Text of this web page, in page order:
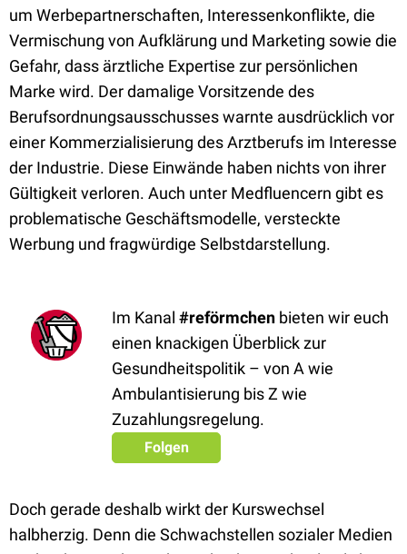
um Werbepartnerschaften, Interessenkonflikte, die
Vermischung von Aufklärung und Marketing sowie die
Gefahr, dass ärztliche Expertise zur persönlichen
Marke wird. Der damalige Vorsitzende des
Berufsordnungsausschusses warnte ausdrücklich vor
einer Kommerzialisierung des Arztberufs im Interesse
der Industrie. Diese Einwände haben nichts von ihrer
Gültigkeit verloren. Auch unter Medfluencern gibt es
problematische Geschäftsmodelle, versteckte
Werbung und fragwürdige Selbstdarstellung.
Im Kanal #reförmchen bieten wir euch
einen knackigen Überblick zur
Gesundheitspolitik – von A wie
Ambulantisierung bis Z wie
Zuzahlungsregelung.
Folgen
Doch gerade deshalb wirkt der Kurswechsel
halbherzig. Denn die Schwachstellen sozialer Medien